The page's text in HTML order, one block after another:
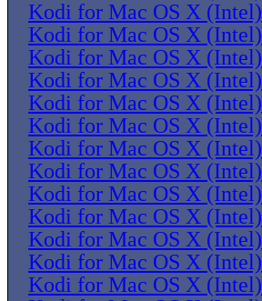
Kodi for Mac OS X (Intel)
Kodi for Mac OS X (Intel)
Kodi for Mac OS X (Intel)
Kodi for Mac OS X (Intel)
Kodi for Mac OS X (Intel)
Kodi for Mac OS X (Intel)
Kodi for Mac OS X (Intel)
Kodi for Mac OS X (Intel)
Kodi for Mac OS X (Intel)
Kodi for Mac OS X (Intel)
Kodi for Mac OS X (Intel)
Kodi for Mac OS X (Intel)
Kodi for Mac OS X (Intel)